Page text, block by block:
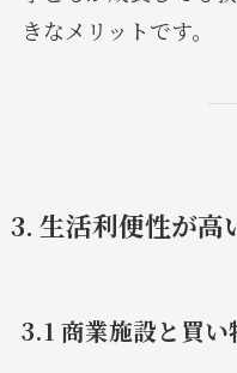
きなメリットです。
3. 生活利便性が高
3.1 商業施設と買い